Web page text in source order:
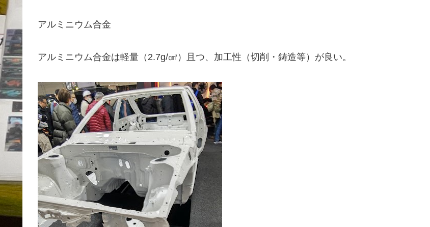
アルミニウム合金
アルミニウム合金は軽量（2.7g/㎤）且つ、加工性（切削・鋳造等）が良い。